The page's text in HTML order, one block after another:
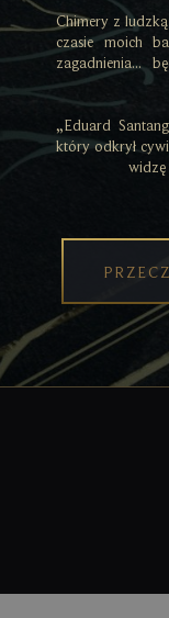
Chimery z
czasie moich
zagadnienia...
„Eduard
który odkrył
widzę